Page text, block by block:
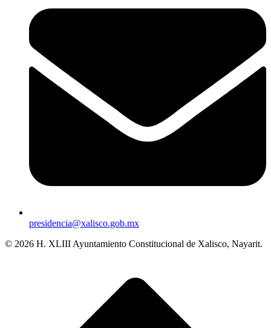
presidencia@xalisco.gob.mx
© 2026 H. XLIII Ayuntamiento Constitucional de Xalisco, Nayarit.